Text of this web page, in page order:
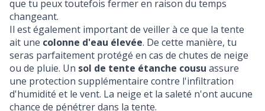
que tu peux toutefois fermer en raison du temps
changeant.
Il est également important de veiller à ce que la tente
ait une colonne d'eau élevée. De cette manière, tu
seras parfaitement protégé en cas de chutes de neige
ou de pluie. Un sol de tente étanche cousu assure
une protection supplémentaire contre l'infiltration
d'humidité et le vent. La neige et la saleté n'ont aucune
chance de pénétrer dans la tente.